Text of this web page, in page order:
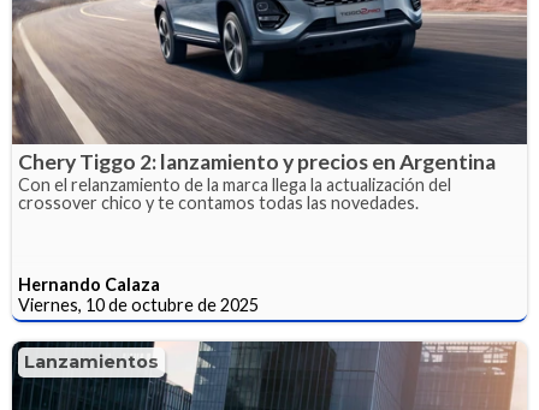
Chery Tiggo 2: lanzamiento y precios en Argentina
Con el relanzamiento de la marca llega la actualización del
crossover chico y te contamos todas las novedades.
Hernando Calaza
Viernes, 10 de octubre de 2025
Lanzamientos